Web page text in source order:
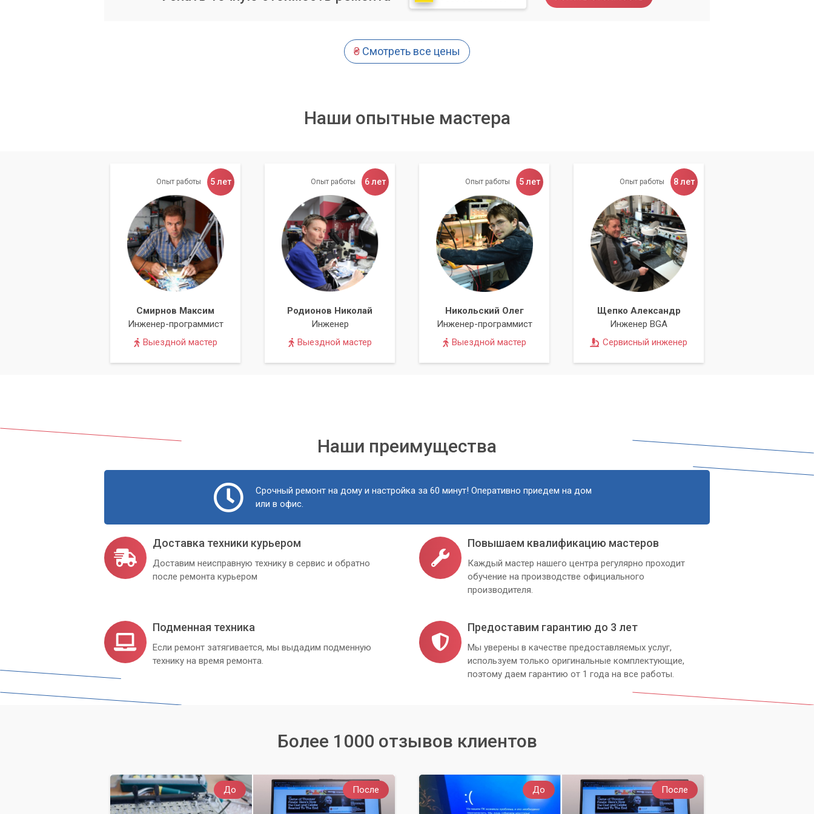
Сервисный центр «Компьютерный Мастер» предлагает профессиональное обслуживание и ремонт
₴ Смотреть все цены
Наши опытные мастера
Опыт работы 5 лет
Смирнов Максим
Инженер-программист
Выездной мастер
Опыт работы 6 лет
Родионов Николай
Инженер
Выездной мастер
Опыт работы 5 лет
Никольский Олег
Инженер-программист
Выездной мастер
Опыт работы 8 лет
Щепко Александр
Инженер BGA
Сервисный инженер
Наши преимущества
Срочный ремонт на дому и настройка за 60 минут! Оперативно приедем на дом
или в офис.
Доставка техники курьером
Доставим неисправную технику в сервис и обратно
после ремонта курьером
Повышаем квалификацию мастеров
Каждый мастер нашего центра регулярно проходит
обучение на производстве официального
производителя.
Подменная техника
Если ремонт затягивается, мы выдадим подменную
технику на время ремонта.
Предоставим гарантию до 3 лет
Мы уверены в качестве предоставляемых услуг,
используем только оригинальные комплектующие,
поэтому даем гарантию от 1 года на все работы.
Более 1000 отзывов клиентов
До После До После